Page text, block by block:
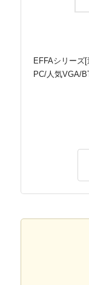
EFFAシリーズ
PC/人気VGA/